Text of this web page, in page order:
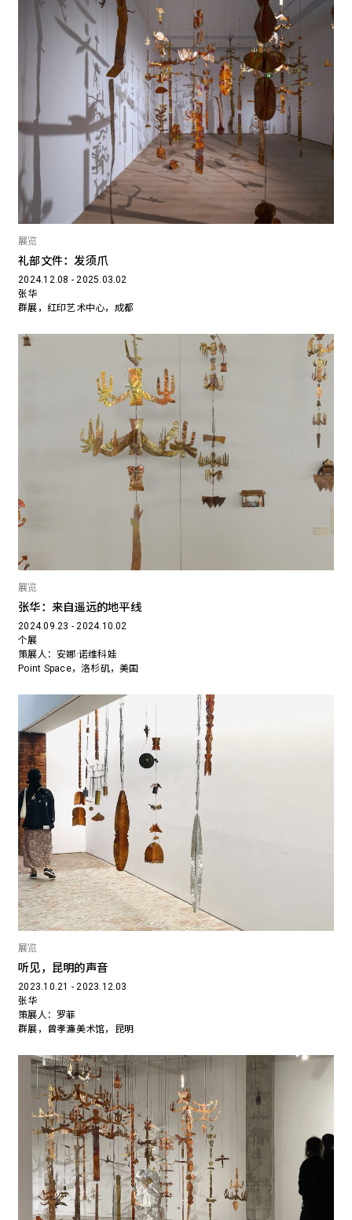
展览
礼部文件：发须爪
2024.12.08 - 2025.03.02
张华
群展，红印艺术中心，成都
展览
张华：来自遥远的地平线
2024.09.23 - 2024.10.02
个展
策展人：安娜·诺维科娃
Point Space，洛杉矶，美国
展览
听见，昆明的声音
2023.10.21 - 2023.12.03
张华
策展人：罗菲
群展，曾孝濂美术馆，昆明